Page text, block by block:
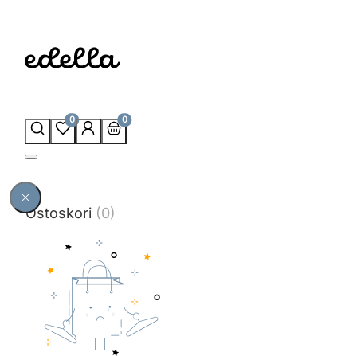
0 0
Ostoskori (0)